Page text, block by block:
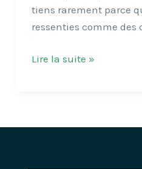
tiens rarement parce
ressenties comme des
Lire la suite »